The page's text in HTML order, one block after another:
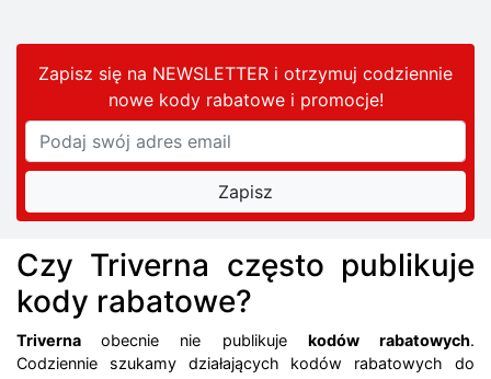
Zapisz się na NEWSLETTER i otrzymuj codziennie
nowe kody rabatowei promocje!
Czy Triverna często publikuje
kody rabatowe?
Trivernaobecnie nie publikuje kodów rabatowych.
Codziennie szukamy działających kodów rabatowych do